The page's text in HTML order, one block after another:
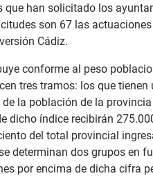
que han solicitado los
son 67 las
Cádiz.
conforme al peso
tres tramos: los que tienen
la población de la
dicho índice recibirán
del total provincial
determinan dos grupos en
por encima de dicha cifra